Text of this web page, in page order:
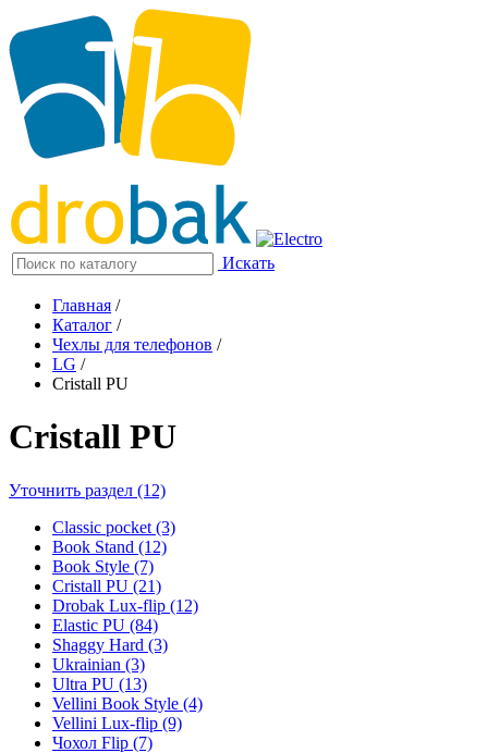
Искать
Главная /
Каталог /
Чехлы для телефонов /
LG /
Cristall PU
Cristall PU
Уточнить раздел (12)
Classic pocket (3)
Book Stand (12)
Book Style (7)
Cristall PU (21)
Drobak Lux-flip (12)
Elastic PU (84)
Shaggy Hard (3)
Ukrainian (3)
Ultra PU (13)
Vellini Book Style (4)
Vellini Lux-flip (9)
Чохол Flip (7)